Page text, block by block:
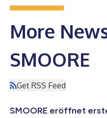
More
SMOORE
Get RSS Feed
SMOORE eröffnet